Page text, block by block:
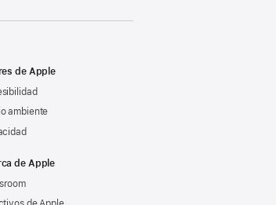
de Apple
ambiente
de Apple